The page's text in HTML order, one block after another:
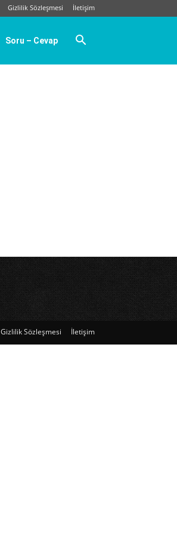
Gizlilik Sözleşmesi İletişim
Soru – Cevap
Gizlilik Sözleşmesi İletişim